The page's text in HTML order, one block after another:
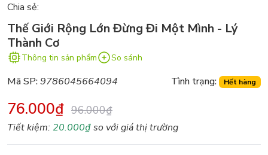
Chia sẻ:
Thế Giới Rộng Lớn Đừng Đi Một Mình - Lý
Thành Cơ
Thông tin sản phẩm So sánh
Mã SP:9786045664094 Tình trạng: Hết hàng
76.000₫ 96.000₫
Tiết kiệm: 20.000₫so với giá thị trường